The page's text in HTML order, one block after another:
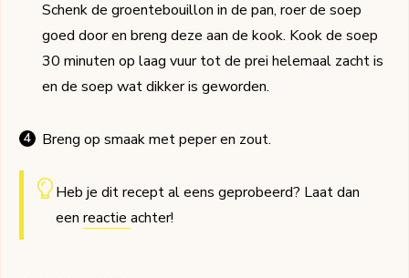
Schenk de groentebouillon in de pan, roer de soep
goed door en breng deze aan de kook. Kook de soep
30 minuten op laag vuur tot de prei helemaal zacht is
en de soep wat dikker is geworden.
Breng op smaak met peper en zout.
Heb je dit recept al eens geprobeerd? Laat dan
een reactie achter!